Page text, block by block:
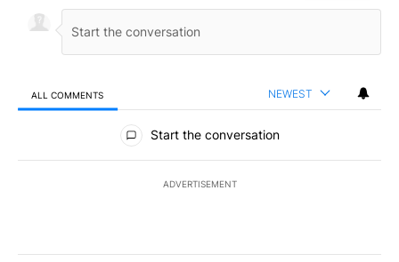
ALL COMMENTS NEWEST
All Comments
Start the conversation
ADVERTISEMENT